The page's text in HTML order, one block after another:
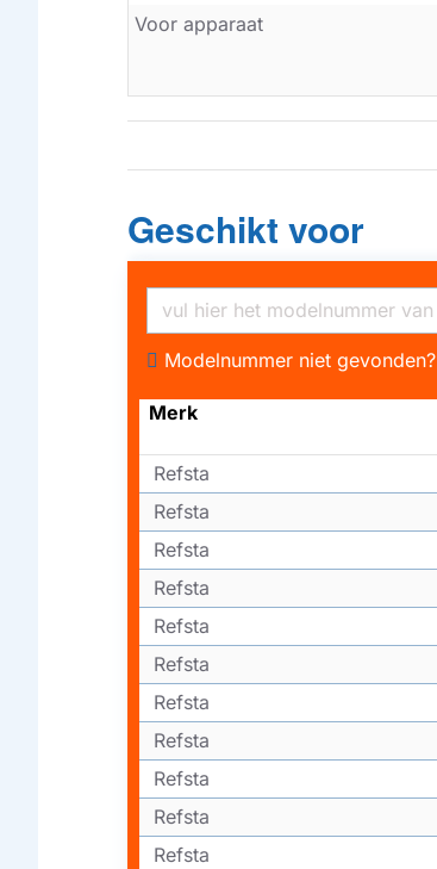
Voor apparaat
Geschikt voor
Modelnummer niet gevonden?
Merk
Refsta
Refsta
Refsta
Refsta
Refsta
Refsta
Refsta
Refsta
Refsta
Refsta
Refsta